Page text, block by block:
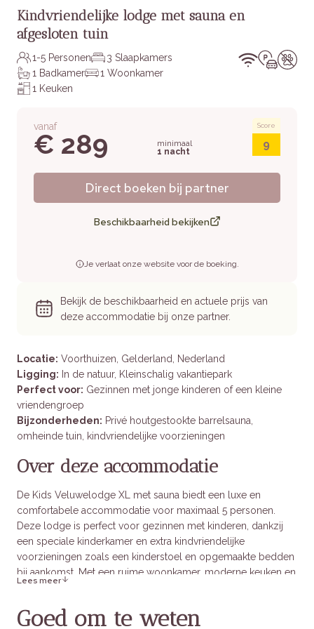
Kindvriendelijke lodge met sauna en
afgesloten tuin
1-5 Personen
3 Slaapkamers
1 Badkamer
1 Woonkamer
1 Keuken
Locatie: Voorthuizen, Gelderland, Nederland
Ligging: In de natuur, Kleinschalig vakantiepark
Perfect voor: Gezinnen met jonge kinderen of een kleine
vriendengroep
Bijzonderheden: Privé houtgestookte barrelsauna,
omheinde tuin, kindvriendelijke voorzieningen
Over deze accommodatie
De Kids Veluwelodge XL met sauna biedt een luxe en
comfortabele accommodatie voor maximaal 5 personen.
Deze lodge is perfect voor gezinnen met kinderen, dankzij
een speciale kinderkamer en extra kindvriendelijke
voorzieningen zoals een kinderstoel en opgemaakte bedden
bij aankomst. Met een ruime woonkamer, moderne keuken en
Lees meer
Goed om te weten
vanaf
€ 289
minimaal
1 nacht
Score
9
Direct boeken bij partner
Beschikbaarheid bekijken
Je verlaat onze website voor de boeking.
Bekijk de beschikbaarheid en actuele prijs van
deze accommodatie bij onze partner.